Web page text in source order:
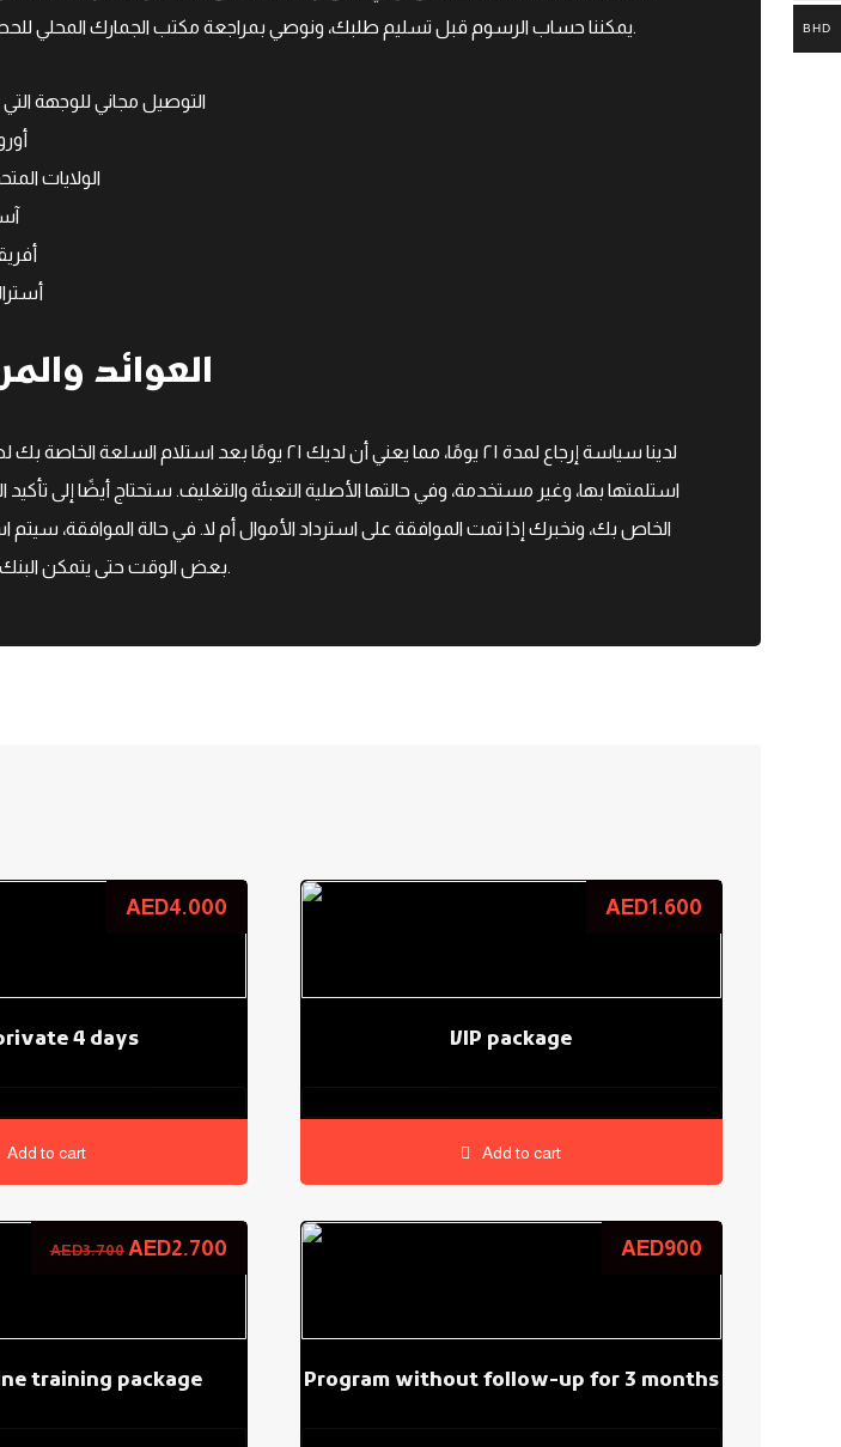
يمكننا حساب الرسوم قبل تسليم طلبك، ونوصي بمراجعة مكتب الجمارك المحلي للحصول على مزيد من المعلومات. لن يتم استرداد رسوم الشحن إذا رفضت هذه الرسوم.
التوصيل مجاني للوجهة التي تزيد
أوروبا ۱ – ۳
الولايات المتحدة ۱ – ۶
آسيا ۲ –
أفريقيا ۲ – ۸
أستراليا ۳ - ۹
العوائد
لدينا سياسة إرجاع لمدة ۲۱ يومًا، مما يعني أن لديك
استلمتها بها، وغير مستخدمة، وفي حالتها الأصلية التعبئة والتغليف. ستحتاج أيضًا إلى
الخاص بك، ونخبرك إذا تمت الموافقة على استرداد الأموال أم لا. في حالة الموافقة، سيتم
بعض الوقت حتى يتمكن البنك أو شركة بطاقة الائتمان الخاصة بك من معالجة عملية استرداد الأموال ونشرها أيضًا.
4 days
AED4.000
Add to cart
VIP package
AED1.600
Add to cart
training package
AED3.700 AED2.700
Program without follow-up for 3 months
AED900
BHD